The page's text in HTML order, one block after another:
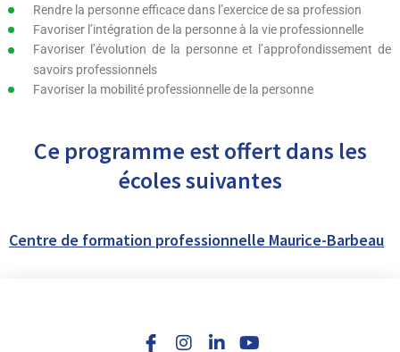
Rendre la personne efficace dans l’exercice de sa profession
Favoriser l’intégration de la personne à la vie professionnelle
Favoriser l’évolution de la personne et l’approfondissement de
savoirs professionnels
Favoriser la mobilité professionnelle de la personne
Ce programme est offert dans les
écoles suivantes
Centre de formation professionnelle Maurice-Barbeau
s
n
u